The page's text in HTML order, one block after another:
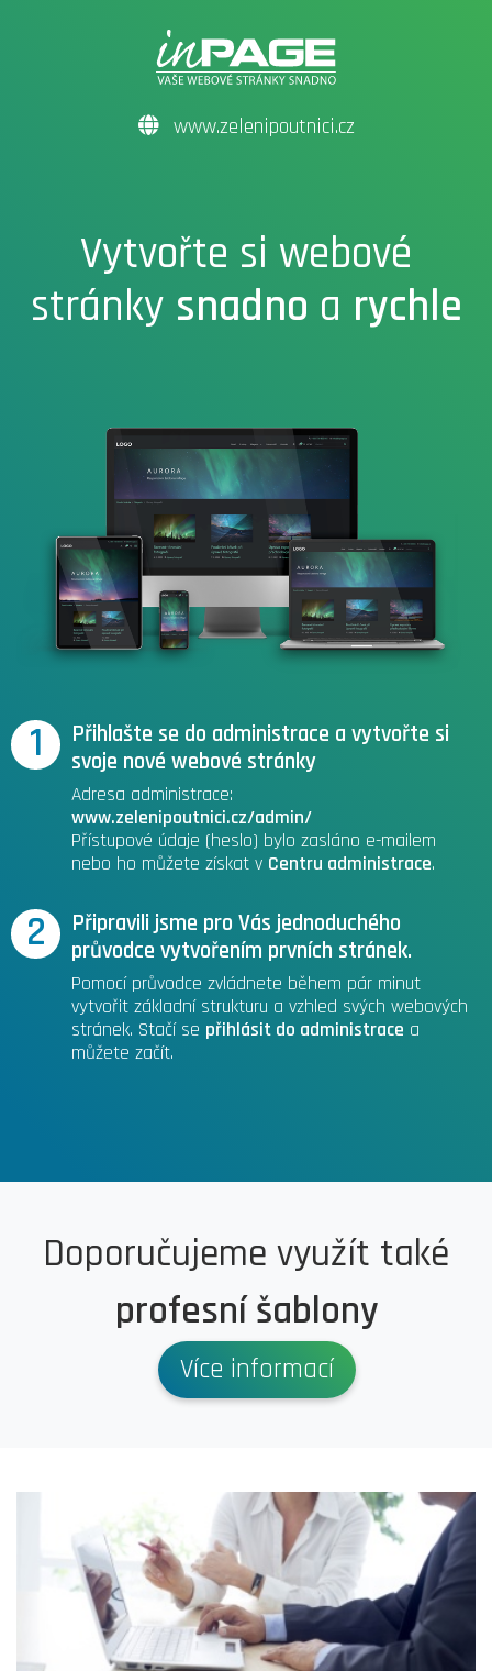
www.zelenipoutnici.cz
Vytvořte si webové
stránky snadno a rychle
1
Přihlašte se do administrace a vytvořte si
svoje nové webové stránky
Adresa administrace:
www.zelenipoutnici.cz/admin/
Přístupové údaje (heslo) bylo zasláno e-mailem
nebo ho můžete získat v Centru administrace.
2
Připravili jsme pro Vás jednoduchého
průvodce vytvořením prvních stránek.
Pomocí průvodce zvládnete během pár minut
vytvořit základní strukturu a vzhled svých webových
stránek. Stačí se přihlásit do administrace a
můžete začít.
Doporučujeme využít také
profesní šablony
Více informací